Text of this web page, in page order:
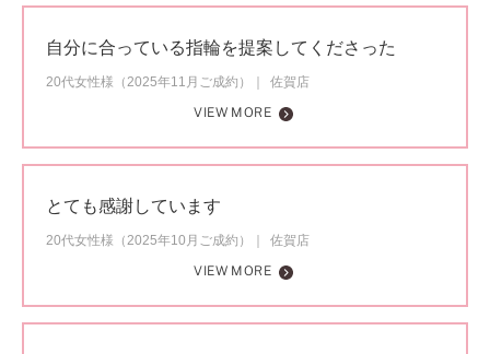
自分に合っている指輪を提案してくださった
20代女性様（2025年11月ご成約）
佐賀店
VIEW MORE
とても感謝しています
20代女性様（2025年10月ご成約）
佐賀店
VIEW MORE